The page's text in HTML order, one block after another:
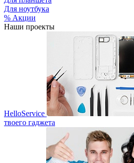
Для ноутбука
% Акции
Наши проекты
HelloService
твоего гаджета